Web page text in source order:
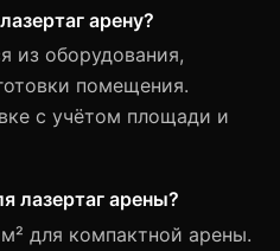
арену?
из оборудования,
помещения.
с учётом площади и
лазертаг арены?
для компактной арены.